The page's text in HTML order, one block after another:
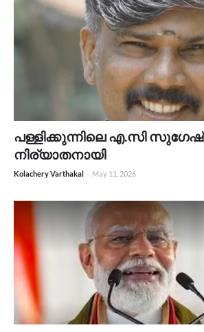
പള്ളിക്കുന്നിലെ എ.സി സുഗേഷ്
നിര്യാതനായി
Kolachery Varthakal - May 11, 2026